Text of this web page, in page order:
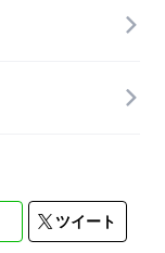
ツイート